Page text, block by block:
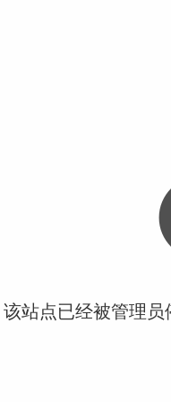
站点已经被管理